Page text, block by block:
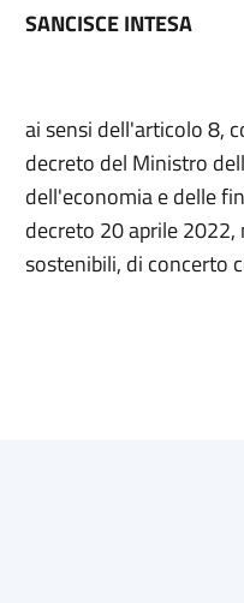
SANCISCE INTESA
ai sensi dell'articolo 8,
decreto del Ministro
dell'economia e delle
decreto 20 aprile
sostenibili, di concerto